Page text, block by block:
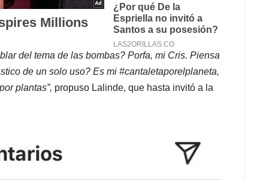
del tema de las bombas? Porfa, mi Cris. Piensa
de un solo uso? Es mi #cantaletaporelplaneta,
plantas”, propuso Lalinde, que hasta invitó a la